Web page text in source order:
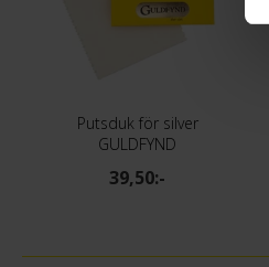
Putsduk för silver
GULDFYND
39,50:-